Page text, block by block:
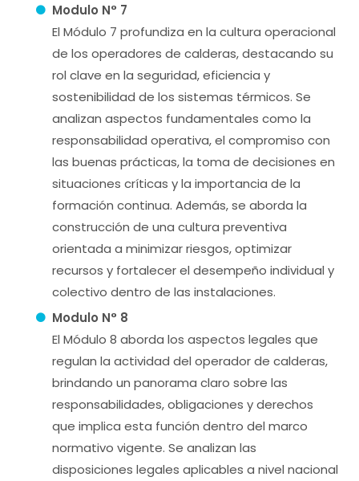
Modulo N° 7
El Módulo 7 profundiza en la cultura operacional
de los operadores de calderas, destacando su
rol clave en la seguridad, eficiencia y
sostenibilidad de los sistemas térmicos. Se
analizan aspectos fundamentales como la
responsabilidad operativa, el compromiso con
las buenas prácticas, la toma de decisiones en
situaciones críticas y la importancia de la
formación continua. Además, se aborda la
construcción de una cultura preventiva
orientada a minimizar riesgos, optimizar
recursos y fortalecer el desempeño individual y
colectivo dentro de las instalaciones.
Modulo N° 8
El Módulo 8 aborda los aspectos legales que
regulan la actividad del operador de calderas,
brindando un panorama claro sobre las
responsabilidades, obligaciones y derechos
que implica esta función dentro del marco
normativo vigente. Se analizan las
disposiciones legales aplicables a nivel nacional